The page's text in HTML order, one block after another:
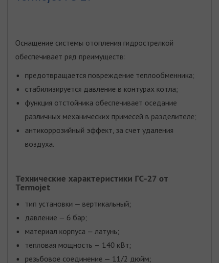
Оснащение системы отопления гидрострелкой
обеспечивает ряд преимуществ:
предотвращается повреждение теплообменника;
стабилизируется давление в контурах котла;
функция отстойника обеспечивает оседание
различных механических примесей в разделителе;
антикоррозийный эффект, за счет удаления
воздуха.
Технические характеристики ГС-27 от
Termojet
тип установки — вертикальный;
давление — 6 бар;
материал корпуса — латунь;
тепловая мощность — 140 кВт;
резьбовое соединение — 11/2 дюйм;